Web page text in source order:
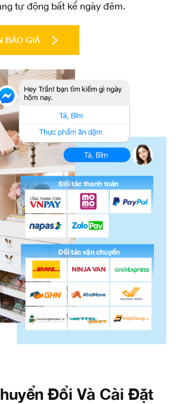
tự động bất kể ngày đêm.
BÁO GIÁ
Đổi Và Cài Đặt